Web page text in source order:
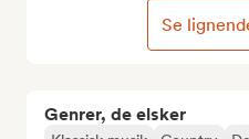
Genrer, de elsker
Se